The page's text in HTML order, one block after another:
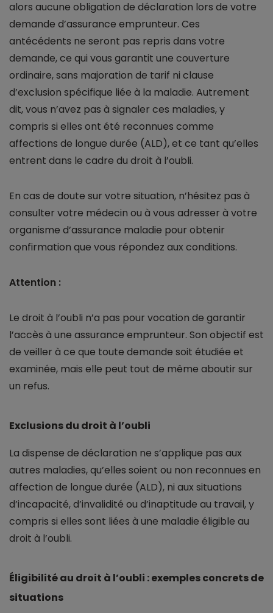
alors aucune obligation de déclaration lors de votre
demande d’assurance emprunteur. Ces
antécédents ne seront pas repris dans votre
demande, ce qui vous garantit une couverture
ordinaire, sans majoration de tarif ni clause
d’exclusion spécifique liée à la maladie. Autrement
dit, vous n’avez pas à signaler ces maladies, y
compris si elles ont été reconnues comme
affections de longue durée (ALD), et ce tant qu’elles
entrent dans le cadre du droit à l’oubli.
En cas de doute sur votre situation, n’hésitez pas à
consulter votre médecin ou à vous adresser à votre
organisme d’assurance maladie pour obtenir
confirmation que vous répondez aux conditions.
Attention :
Le droit à l’oubli n’a pas pour vocation de garantir
l’accès à une assurance emprunteur. Son objectif est
de veiller à ce que toute demande soit étudiée et
examinée, mais elle peut tout de même aboutir sur
un refus.
Exclusions du droit à l’oubli
La dispense de déclaration ne s’applique pas aux
autres maladies, qu’elles soient ou non reconnues en
affection de longue durée (ALD), ni aux situations
d’incapacité, d’invalidité ou d’inaptitude au travail, y
compris si elles sont liées à une maladie éligible au
droit à l’oubli.
Éligibilité au droit à l’oubli : exemples concrets de
situations